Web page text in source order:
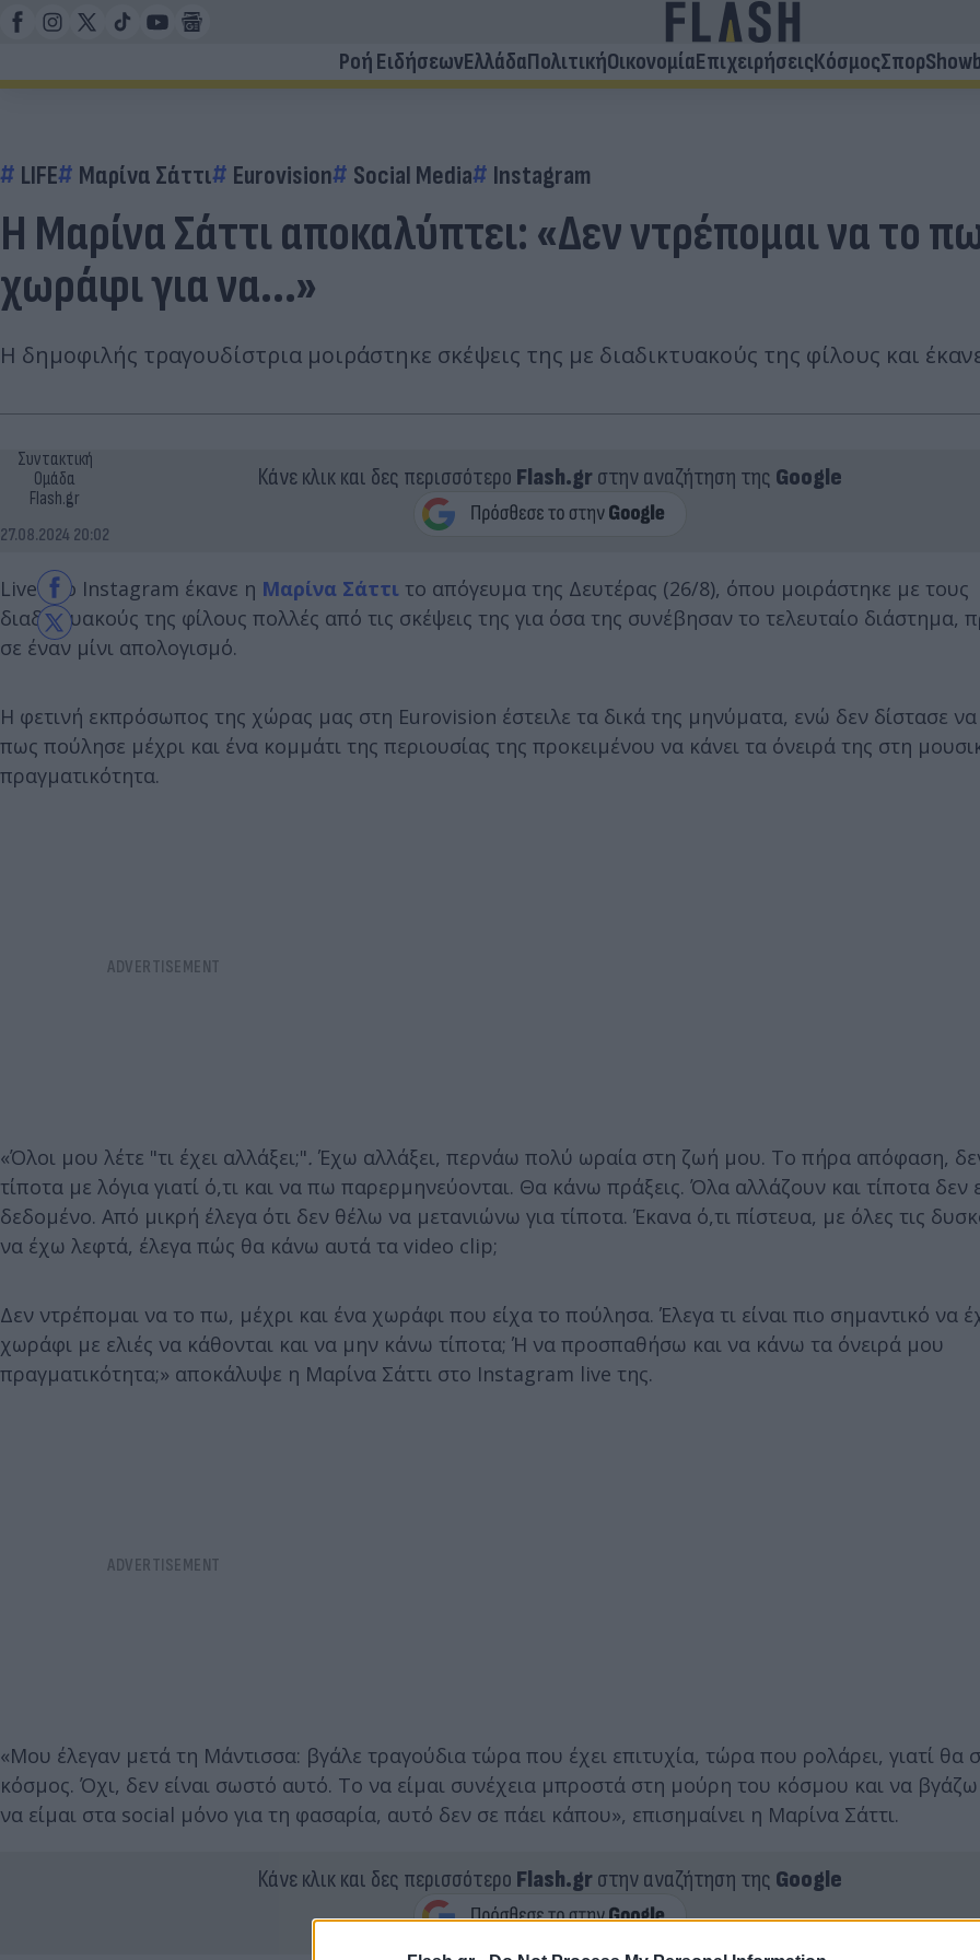
Ροή ΕιδήσεωνΕλλάδαΠολιτικήΟικονομίαΕπιχειρήσειςΚόσμοςΣπορ
LIFE Μαρίνα Σάττι Eurovision Social Media Instagram
Η Μαρίνα Σάττι αποκαλύπτει: «Δεν ντρέπομαι να το
χωράφι για να...»
H δημοφιλής τραγουδίστρια μοιράστηκε σκέψεις της με διαδικτυακούς της φίλους και
Συντακτική
Ομάδα
Flash.gr
27.08.2024 20:02
Κάνε κλικ και δες περισσότερο Flash.grστην αναζήτηση της Google
Live στο Instagram έκανε η Μαρίνα Σάττι το απόγευμα της Δευτέρας (26/8), όπου μοιράστηκε με τους
διαδικτυακούς της φίλους πολλές από τις σκέψεις της για όσα της συνέβησαν το τελευταίο
σε έναν μίνι απολογισμό.
Η φετινή εκπρόσωπος της χώρας μας στη Eurovision έστειλε τα δικά της μηνύματα, ενώ δεν δίστασε
πως πούλησε μέχρι και ένα κομμάτι της περιουσίας της προκειμένου να κάνει τα όνειρά της στη
πραγματικότητα.
«Όλοι μου λέτε "τι έχει αλλάξει;". Έχω αλλάξει, περνάω πολύ ωραία στη ζωή μου. Το πήρα απόφαση,
τίποτα με λόγια γιατί ό,τι και να πω παρερμηνεύονται. Θα κάνω πράξεις. Όλα αλλάζουν και τίποτα δεν
δεδομένο. Από μικρή έλεγα ότι δεν θέλω να μετανιώνω για τίποτα. Έκανα ό,τι πίστευα, με όλες τις
να έχω λεφτά, έλεγα πώς θα κάνω αυτά τα video clip;
Δεν ντρέπομαι να το πω, μέχρι και ένα χωράφι που είχα το πούλησα. Έλεγα τι είναι πιο σημαντικό να
χωράφι με ελιές να κάθονται και να μην κάνω τίποτα; Ή να προσπαθήσω και να κάνω τα όνειρά μου
πραγματικότητα;» αποκάλυψε η Μαρίνα Σάττι στο Instagram live της.
«Μου έλεγαν μετά τη Μάντισσα: βγάλε τραγούδια τώρα που έχει επιτυχία, τώρα που ρολάρει, γιατί θα
κόσμος. Όχι, δεν είναι σωστό αυτό. Το να είμαι συνέχεια μπροστά στη μούρη του κόσμου και να
να είμαι στα social μόνο για τη φασαρία, αυτό δεν σε πάει κάπου», επισημαίνει η Μαρίνα Σάττι.
Κάνε κλικ και δες περισσότερο Flash.grστην αναζήτηση της Google